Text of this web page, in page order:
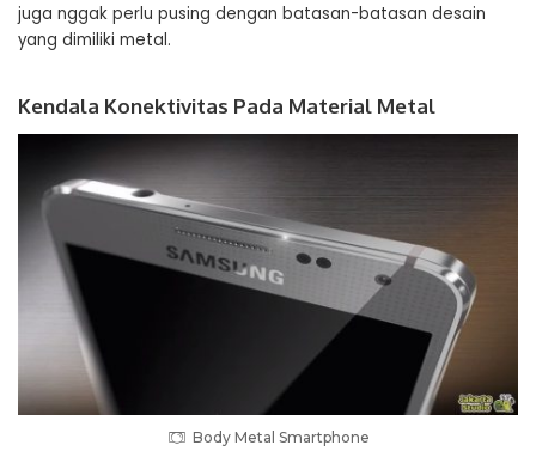
juga nggak perlu pusing dengan batasan-batasan desain
yang dimiliki metal.
Kendala Konektivitas Pada Material Metal
Body Metal Smartphone